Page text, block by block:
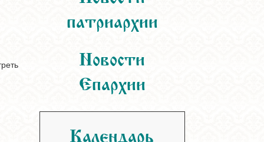
патриархии
Новости
Епархии
Календарь